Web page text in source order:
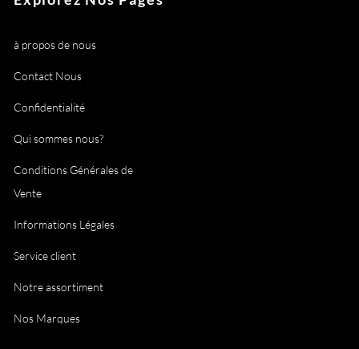
à propos de nous
Contact Nous
Confidentialité
Qui sommes nous?
Conditions Générales de
Vente
Informations Légales
Service client
Notre assortiment
Nos Marques